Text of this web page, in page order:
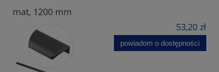
mat, 1200 mm
53,20 zł
powiadom o dostępności